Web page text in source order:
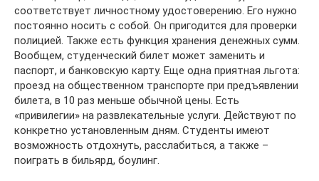
соответствует личностному удостоверению. Его нужно
постоянно носить с собой. Он пригодится для проверки
полицией. Также есть функция хранения денежных сумм.
Вообщем, студенческий билет может заменить и
паспорт, и банковскую карту. Еще одна приятная льгота:
проезд на общественном транспорте при предъявлении
билета, в 10 раз меньше обычной цены. Есть
«привилегии» на развлекательные услуги. Действуют по
конкретно установленным дням. Студенты имеют
возможность отдохнуть, расслабиться, а также –
поиграть в бильярд, боулинг.